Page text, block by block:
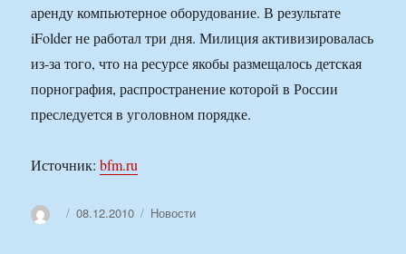
аренду компьютерное оборудование. В результате
iFolder не работал три дня. Милиция активизировалась
из-за того, что на ресурсе якобы размещалось детская
порнография, распространение которой в России
преследуется в уголовном порядке.
Источник:bfm.ru
АвторОпубликовано
08.12.2010 Рубрики
Новости